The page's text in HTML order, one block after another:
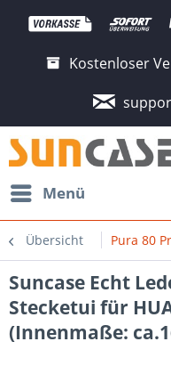
Kostenloser
Menü
Übersicht Pura 80
Suncase Echt
Stecketui für
(Innenmaße: